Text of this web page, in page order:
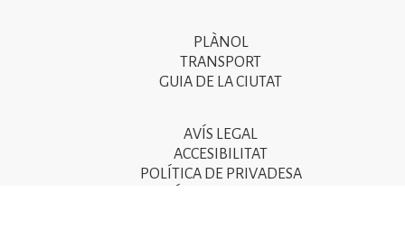
PLÀNOL
TRANSPORT
GUIA DE LA CIUTAT
AVÍS LEGAL
ACCESIBILITAT
POLÍTICA DE PRIVADESA